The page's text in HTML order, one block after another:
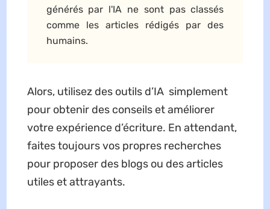
générés par l'IA ne sont pas classés
comme les articles rédigés par des
humains.
Alors, utilisez des outils d’IA simplement
pour obtenir des conseils et améliorer
votre expérience d’écriture. En attendant,
faites toujours vos propres recherches
pour proposer des blogs ou des articles
utiles et attrayants.